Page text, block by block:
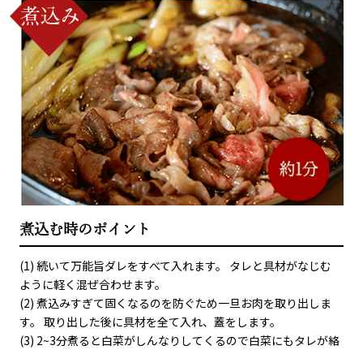
煮込む時のポイント
(1) 続いて万能旨ダレをすべて入れます。 タレと具材がなじむ
ように軽く混ぜ合わせます。
(2) 煮込みすぎて固くなるのを防ぐため一旦お肉を取り出しま
す。 取り出した後に具材を全て入れ、蓋をします。
(3) 2~3分煮ると白菜がしんなりしてくるので白菜にもタレが絡